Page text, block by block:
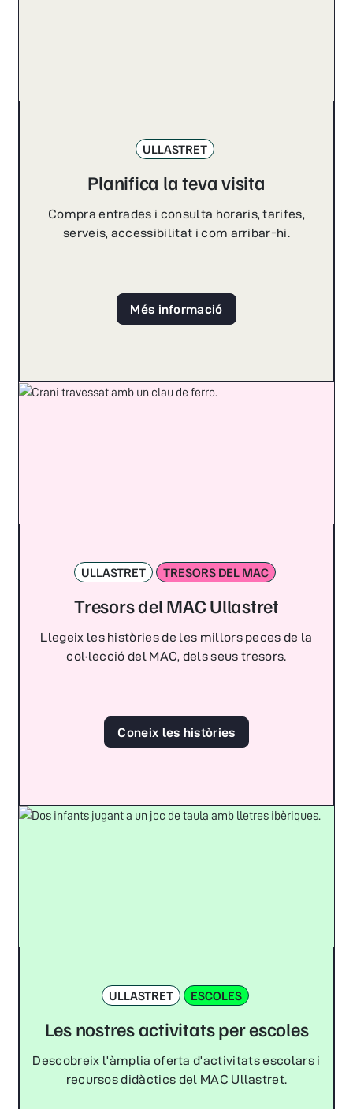
ULLASTRET
Planifica la teva visita
Compra entrades i consulta horaris, tarifes,
serveis, accessibilitat i com arribar-hi.
Més informació
ULLASTRET TRESORS DEL MAC
Tresors del MAC Ullastret
Llegeix les històries de les millors peces de la
col·lecció del MAC, dels seus tresors.
Coneix les històries
ULLASTRET ESCOLES
Les nostres activitats per escoles
Descobreix l'àmplia oferta d'activitats escolars i
recursos didàctics del MAC Ullastret.